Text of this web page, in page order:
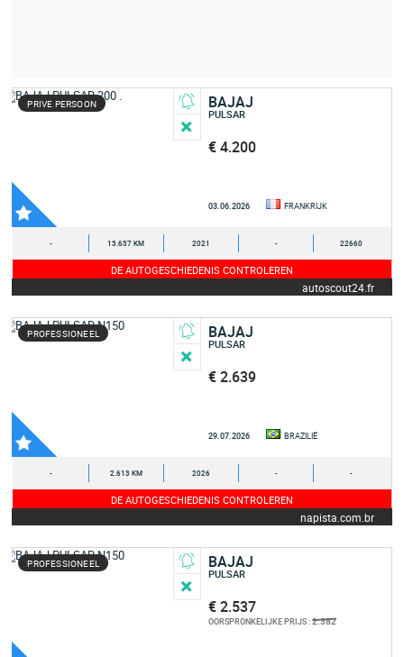
PRIVE PERSOON BAJAJ
PULSAR
€ 4.200
03.06.2026 FRANKRIJK
- 13.637 KM 2021 - 22660
DE AUTOGESCHIEDENIS CONTROLEREN
autoscout24.fr
PROFESSIONEEL BAJAJ
PULSAR
€ 2.639
29.07.2026 BRAZILIË
- 2.613 KM 2026 - -
DE AUTOGESCHIEDENIS CONTROLEREN
napista.com.br
PROFESSIONEEL BAJAJ
PULSAR
€ 2.537
OORSPRONKELIJKE PRIJS :2.382